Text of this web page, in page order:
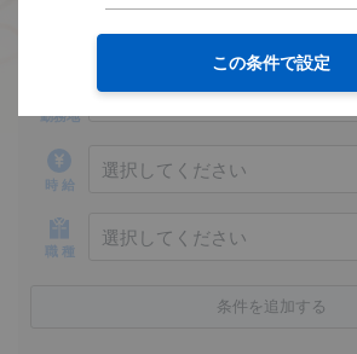
関東
勤務地
選択してください
時 給
選択してください
職 種
選択してください
条件を追加する
この条件で設定